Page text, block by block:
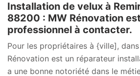
Installation de velux à
88200 : MW Rénovation
professionnel à contacter.
Pour les propriétaires à {ville],
Rénovation est un réparateur
a une bonne notoriété dans le